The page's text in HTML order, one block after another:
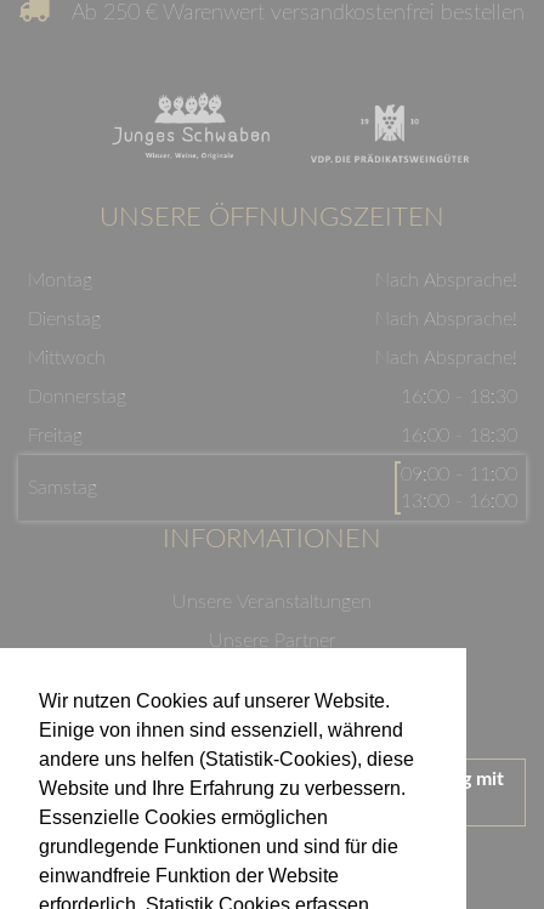
Wir nutzen Cookies auf unserer Website.
Einige von ihnen sind essenziell, während
andere uns helfen (Statistik-Cookies), diese
Website und Ihre Erfahrung zu verbessern.
Essenzielle Cookies ermöglichen
grundlegende Funktionen und sind für die
einwandfreie Funktion der Website
Ab 250 € Warenwert versandkostenfrei bestellen
UNSERE ÖFFNUNGSZEITEN
Montag
Nach Absprache!
Dienstag
Nach Absprache!
Mittwoch
Nach Absprache!
Donnerstag
16:00 - 18:30
Freitag
16:00 - 18:30
Samstag
09:00 - 11:00
13:00 - 16:00
INFORMATIONEN
Unsere Veranstaltungen
Unsere Partner
Impressum
Wir treten für einen verantwortungsvollen Umgang mit
Alkohol ein.
KONTAKT